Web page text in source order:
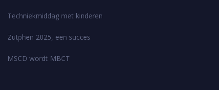
Techniekmiddag met kinderen
Zutphen 2025, een succes
MSCD wordt MBCT